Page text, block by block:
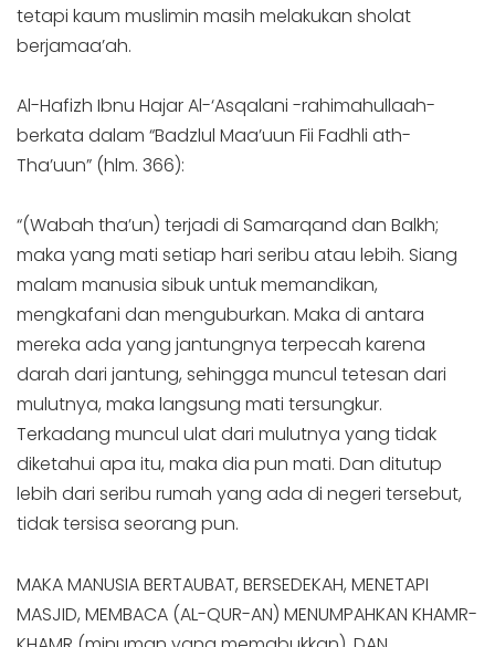
tetapi kaum muslimin masih melakukan sholat
berjamaa’ah.
Al-Hafizh Ibnu Hajar Al-‘Asqalani -rahimahullaah-
berkata dalam “Badzlul Maa’uun Fii Fadhli ath-
Tha’uun” (hlm. 366):
“(Wabah tha’un) terjadi di Samarqand dan Balkh;
maka yang mati setiap hari seribu atau lebih. Siang
malam manusia sibuk untuk memandikan,
mengkafani dan menguburkan. Maka di antara
mereka ada yang jantungnya terpecah karena
darah dari jantung, sehingga muncul tetesan dari
mulutnya, maka langsung mati tersungkur.
Terkadang muncul ulat dari mulutnya yang tidak
diketahui apa itu, maka dia pun mati. Dan ditutup
lebih dari seribu rumah yang ada di negeri tersebut,
tidak tersisa seorang pun.
MAKA MANUSIA BERTAUBAT, BERSEDEKAH, MENETAPI
MASJID, MEMBACA (AL-QUR-AN) MENUMPAHKAN KHAMR-